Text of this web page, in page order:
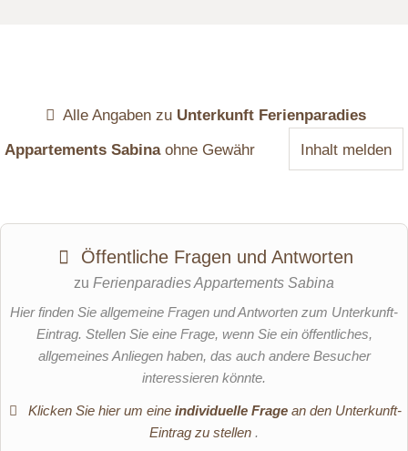
Alle Angaben zu Unterkunft Ferienparadies
Appartements Sabina ohne Gewähr Inhalt melden
Öffentliche Fragen und Antworten
zu Ferienparadies Appartements Sabina
Hier finden Sie allgemeine Fragen und Antworten zum Unterkunft-
Eintrag. Stellen Sie eine Frage, wenn Sie ein öffentliches,
allgemeines Anliegen haben, das auch andere Besucher
interessieren könnte.
Klicken Sie hier um eine individuelle Fragean den Unterkunft-
Eintrag zu stellen .